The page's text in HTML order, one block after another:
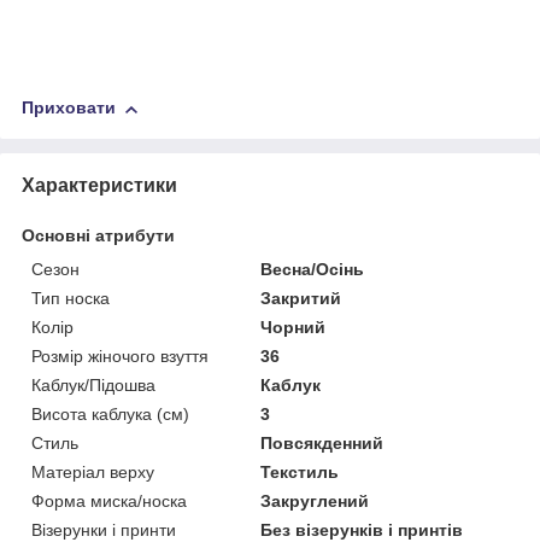
Приховати
Характеристики
Основні атрибути
Сезон
Весна/Осінь
Тип носка
Закритий
Колір
Чорний
Розмір жіночого взуття
36
Каблук/Підошва
Каблук
Висота каблука (см)
3
Стиль
Повсякденний
Матеріал верху
Текстиль
Форма миска/носка
Закруглений
Візерунки і принти
Без візерунків і принтів